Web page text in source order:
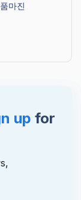
마진
up for